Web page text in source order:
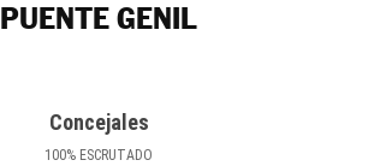
PUENTE GENIL
Concejales
100% ESCRUTADO